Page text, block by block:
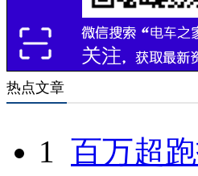
热点文章
1 百万超